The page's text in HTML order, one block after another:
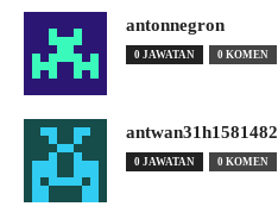
antonnegron
0 JAWATAN 0 KOMEN
antwan31h1581482
0 JAWATAN 0 KOMEN